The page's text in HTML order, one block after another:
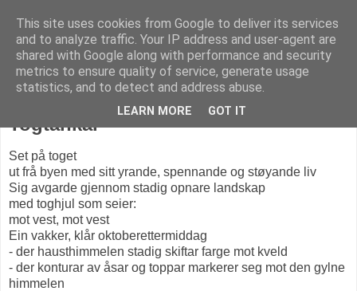
KARITANKAR
Togtankar
Set på toget
ut frå byen med sitt yrande, spennande og støyande liv
Sig avgarde gjennom stadig opnare landskap
med toghjul som seier:
mot vest, mot vest
Ein vakker, klår oktoberettermiddag
- der hausthimmelen stadig skiftar farge mot kveld
- der konturar av åsar og toppar markerer seg mot den gylne
himmelen
This site uses cookies from Google to deliver its services
and to analyze traffic. Your IP address and user-agent are
shared with Google along with performance and security
metrics to ensure quality of service, generate usage
statistics, and to detect and address abuse.
LEARN MORE GOT IT